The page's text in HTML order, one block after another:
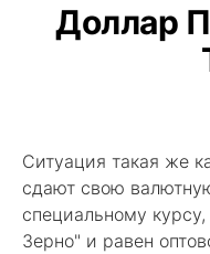
Доллар
Ситуация такая же
сдают свою
специальному
Зерно" и равен